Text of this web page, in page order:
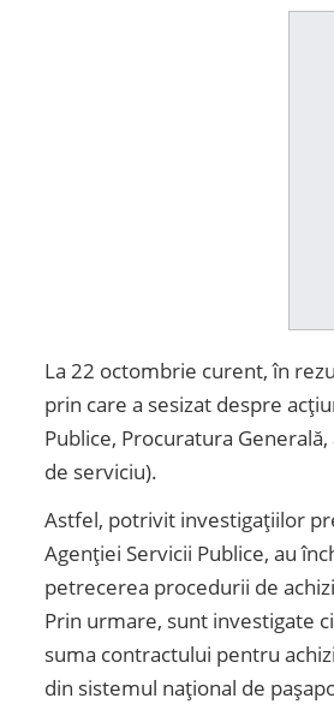
La 22 octombrie curent, în
prin care a sesizat despre
Publice, Procuratura
de serviciu).
Astfel, potrivit investigațiilor
Agenției Servicii Publice, au
petrecerea procedurii de
Prin urmare, sunt investigate
suma contractului pentru
din sistemul național de